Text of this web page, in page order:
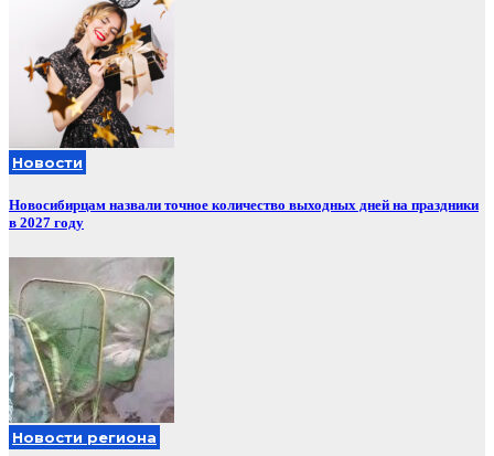
Новости
Новосибирцам назвали точное количество выходных дней на праздники
в 2027 году
Новости региона